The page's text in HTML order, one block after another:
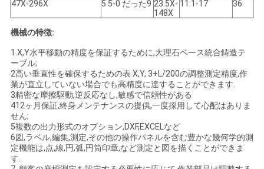
PRIVACY
POLICY
47X-296X 5.5-0 だった9 23.5X-
148X
11.1-17 36
機械の特徴:
1.X,Y水平移動の精度を保証するために,大理石ベース統合鋳造テ
ーブル;
2高い垂直性を確保するための表 X,Y, 3+L/200の調整測定精度,作
業が直立していない場合でも高精度に達することができます.
3精密な摩擦駆動,逆反応なし,敏感で信頼性がある
412ヶ月保証,終身メンテナンスの提供,一度採用して心配はありま
せん;
5複数の出力形式のオプション,DXF,EXCELなど
6図,ラベル,編集,測定,その他の操作パネルを含む豊かな幾何学的測
定機能は,点,線,円,弧,円筒印章,など測定と図を描くことができま
す.